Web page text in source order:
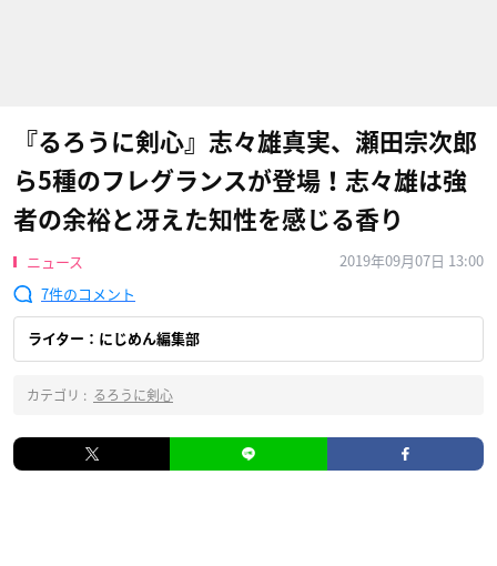
『るろうに剣心』志々雄真実、瀬田宗次郎
ら5種のフレグランスが登場！志々雄は強
者の余裕と冴えた知性を感じる香り
ニュース
2019年09月07日 13:00
7
ライター：にじめん編集部
カテゴリ : るろうに剣心